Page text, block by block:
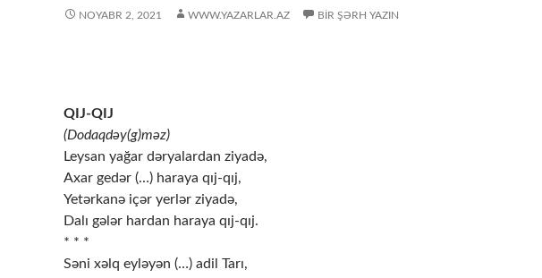
NOYABR 2, 2021 WWW.YAZARLAR.AZ BIR ŞƏRH YAZIN
QIJ-QIJ
(Dodaqdəy(g)məz)
Leysan yağar dəryalardan ziyadə,
Axar gedər (…) haraya qıj-qıj,
Yetərkanə içər yerlər ziyadə,
Dalı gələr hardan haraya qıj-qıj.
* * *
Səni xəlq eyləyən (…) adil Tarı,